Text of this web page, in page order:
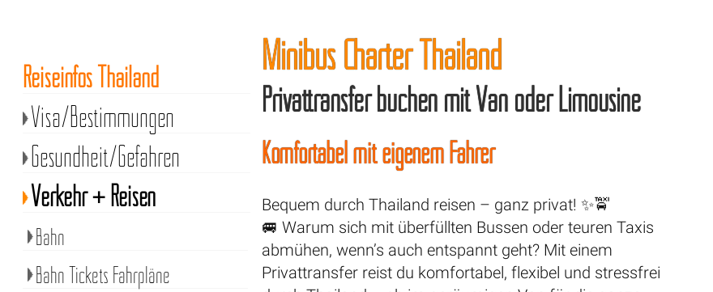
Minibus Charter Thailand
Privattransfer buchen mit Van oder Limousine
Komfortabel mit eigenem Fahrer
Bequem durch Thailand reisen – ganz privat! ✨🚖
🚐 Warum sich mit überfüllten Bussen oder teuren Taxis
abmühen, wenn’s auch entspannt geht? Mit einem
Privattransfer reist du komfortabel, flexibel und stressfrei
Reiseinfos Thailand
Visa/Bestimmungen
Gesundheit/Gefahren
Verkehr + Reisen
Bahn
Bahn Tickets Fahrpläne